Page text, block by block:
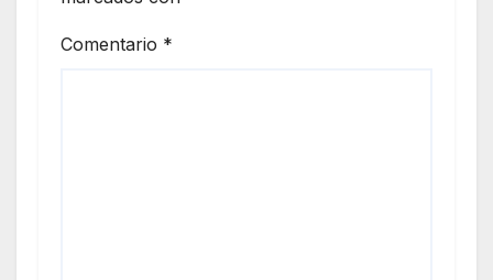
Comentario *